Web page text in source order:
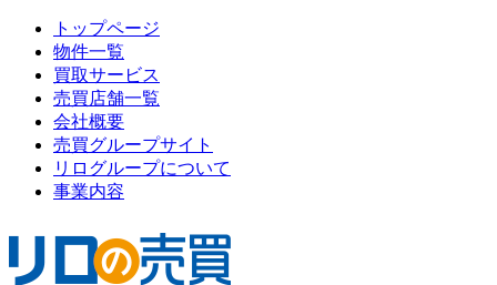
トップページ
物件一覧
買取サービス
売買店舗一覧
会社概要
売買グループサイト
リログループについて
事業内容